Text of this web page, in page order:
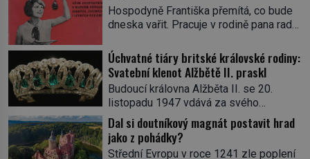
před lety navštívil. Prorokovala mu
tragický osud. Tehdy se jí vysmál.
prohlásil o něm jiný významný
francouzský revolucionář, Honoré de
Mirabeau […]
Hospodyně Františka přemítá, co bude
dneska vařit. Pracuje v rodině pana rady
rychle v jedné ze „sandtnerek“.
„Zaplaťpánbůh, že už nemusíme chodit
s lístky,“ povzdechne si směrem ke
služce, kterou má v kuchyni k ruce.
Ještě v prvních letech nové republiky
fungoval kvůli nedostatku zboží
přídělový systém. […]
Úchvatné tiáry britské královské rodiny:
Svatební klenot Alžbětě II. praskl
Budoucí královna Alžběta II. se 20.
listopadu 1947 vdává za svého
vyvoleného Filipa Mountbattena. Aby
měla na obřad ve Westminsteru podle
tradice „něco vypůjčeného“, její matka jí
Dal si doutníkový magnát postavit hrad
jako z pohádky?
Střední Evropu v roce 1241 zle poplení